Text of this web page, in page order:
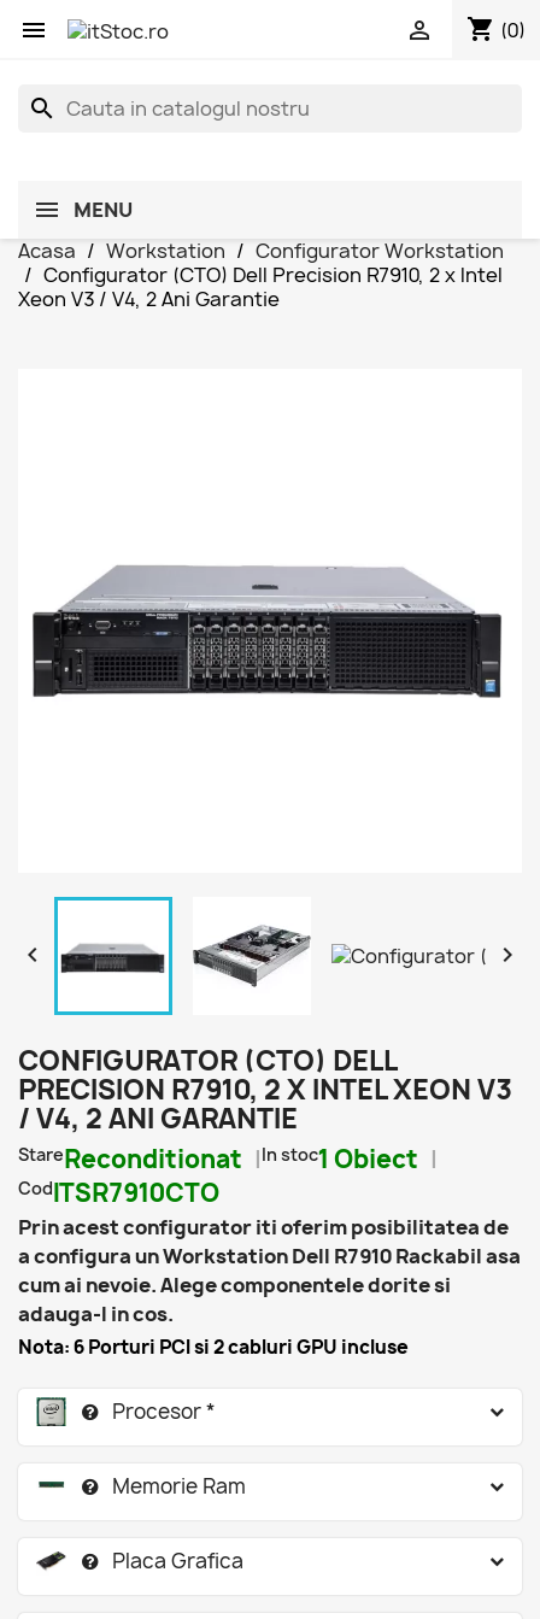
 shopping_cart (0)

search
MENU
Acasa
Workstation
Configurator Workstation
Configurator (CTO) Dell Precision R7910, 2 x Intel
Xeon V3 / V4, 2 Ani Garantie
 
CONFIGURATOR (CTO) DELL
PRECISION R7910, 2 X INTEL XEON V3
/ V4, 2 ANI GARANTIE
StareReconditionat In stoc1 Obiect
CodITSR7910CTO
Prin acest configurator iti oferim posibilitatea de
a configura un Workstation Dell R7910 Rackabil asa
cum ai nevoie. Alege componentele dorite si
adauga-l in cos.
Nota: 6 Porturi PCI si 2 cabluri GPU incluse
Procesor *
Memorie Ram
Placa Grafica